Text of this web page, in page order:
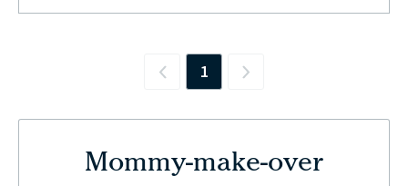
Previous
1 Next
Mommy-make-over